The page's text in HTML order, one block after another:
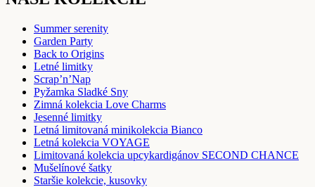
Summer serenity
Garden Party
Back to Origins
Letné limitky
Scrap’n’Nap
Pyžamka Sladké Sny
Zimná kolekcia Love Charms
Jesenné limitky
Letná limitovaná minikolekcia Bianco
Letná kolekcia VOYAGE
Limitovaná kolekcia upcykardigánov SECOND CHANCE
Mušelínové šatky
Staršie kolekcie, kusovky